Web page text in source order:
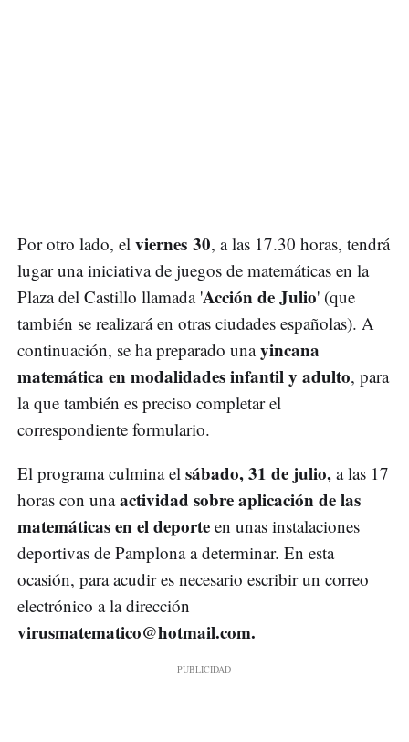
Por otro lado, el viernes 30, a las 17.30 horas, tendrá
lugar una iniciativa de juegos de matemáticas en la
Plaza del Castillo llamada 'Acción de Julio' (que
también se realizará en otras ciudades españolas). A
continuación, se ha preparado unayincana
matemática en modalidades infantil y adulto, para
la que también es preciso completar el
correspondiente formulario.
El programa culmina el sábado, 31 de julio, a las 17
horas con unaactividad sobre aplicación de las
matemáticas en el deporte en unas instalaciones
deportivas de Pamplona a determinar. En esta
ocasión, para acudir es necesario escribir un correo
electrónico a la dirección
virusmatematico@hotmail.com.